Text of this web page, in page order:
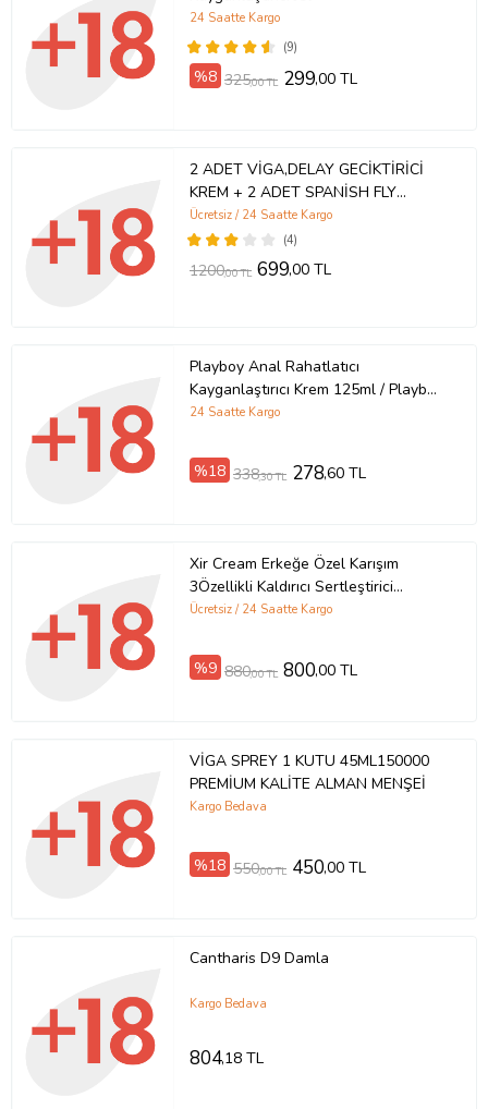
Ldokain %10
Karanfil Yağı
Bu bileşenler, ürünün hem etkili hem de cilt dostu olmasını
destekler. Özellikle E vitamini ve karanfil yağı, cilt bakımına
Sadece harici kullanım içindir Herhangi bir tedavinin yerini tutmaz.
Gözle temasından kaçınınız. Temas halinde bol su ile durulayınız.
Tahriş veya alerji durumunda kullanımı durdurunuz ve doktorunuza
başvurunuz.
(9)
24 Saatte Kargo
%8 325,00 TL 299,00 TL
2 ADET VİGA,DELAY GECİKTİRİCİ
KREM + 2 ADET SPANİSH FLY
BAYAN AZDIRICI(UYARICI) DAMLA
PREMİUM ÜRÜN - GİZLİ GÖNDERİM
(4)
Ücretsiz / 24 Saatte Kargo
1200,00 TL 699,00 TL
Playboy Anal Rahatlatıcı
Kayganlaştırıcı Krem 125ml / Playboy
Anal Relax Lubricant Cream 125ml
24 Saatte Kargo
%18 338,30 TL 278,60 TL
Xir Cream Erkeğe Özel Karışım
3Özellikli Kaldırıcı Sertleştirici
Geciktirici Büyütücü Krem 50 ml +
Büyütücü 50 ml Krem
Ücretsiz / 24 Saatte Kargo
%9 880,00 TL 800,00 TL
VİGA SPREY 1 KUTU 45ML150000
PREMİUM KALİTE ALMAN MENŞEİ
Kargo Bedava
%18 550,00 TL 450,00 TL
Cantharis D9 Damla
Kargo Bedava
804,18 TL